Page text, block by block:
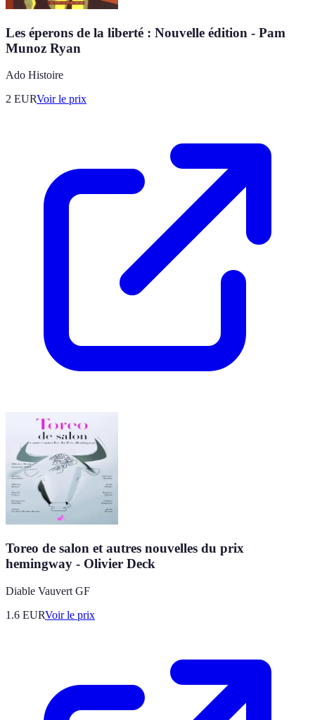
Les éperons de la liberté : Nouvelle édition - Pam
Munoz Ryan
Ado Histoire
2 EURVoir le prix
Toreo de salon et autres nouvelles du prix
hemingway - Olivier Deck
Diable Vauvert GF
1.6 EURVoir le prix